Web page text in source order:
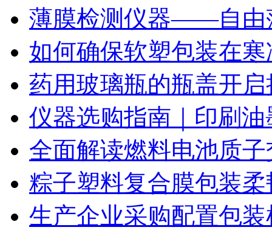
薄膜检测仪器——自由
如何确保软塑包装在
药用玻璃瓶的瓶盖开
仪器选购指南｜印刷
全面解读燃料电池质
粽子塑料复合膜包装
生产企业采购配置包